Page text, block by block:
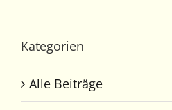
Kategorien
Alle Beiträge